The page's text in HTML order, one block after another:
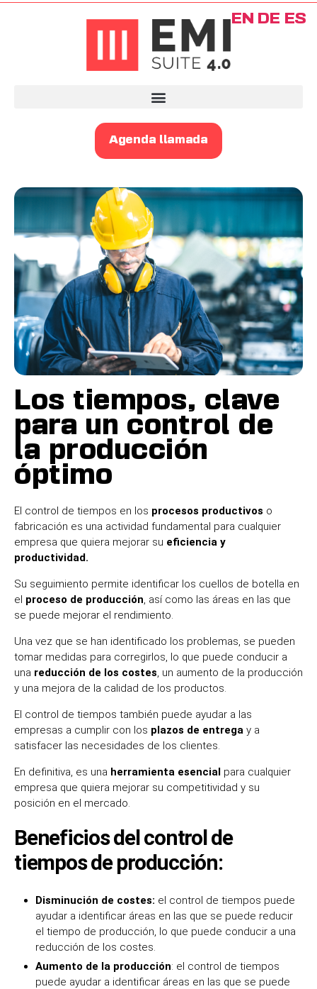
Agenda llamada
Los tiempos, clave
para un control de
la producción
óptimo
El control de tiempos en los procesos productivos o
fabricación es una actividad fundamental para cualquier
empresa que quiera mejorar su eficiencia y
productividad.
Su seguimiento permite identificar los cuellos de botella en
el proceso de producción, así como las áreas en las que
se puede mejorar el rendimiento.
Una vez que se han identificado los problemas, se pueden
tomar medidas para corregirlos, lo que puede conducir a
una reducción de los costes, un aumento de la producción
y una mejora de la calidad de los productos.
El control de tiempos también puede ayudar a las
empresas a cumplir con los plazos de entrega y a
satisfacer las necesidades de los clientes.
En definitiva, es una herramienta esencial para cualquier
empresa que quiera mejorar su competitividad y su
posición en el mercado.
Beneficios del control de
tiempos de producción:
Disminución de costes: el control de tiempos puede
ayudar a identificar áreas en las que se puede reducir
el tiempo de producción, lo que puede conducir a una
reducción de los costes.
Aumento de la producción: el control de tiempos
puede ayudar a identificar áreas en las que se puede
EN DE ES